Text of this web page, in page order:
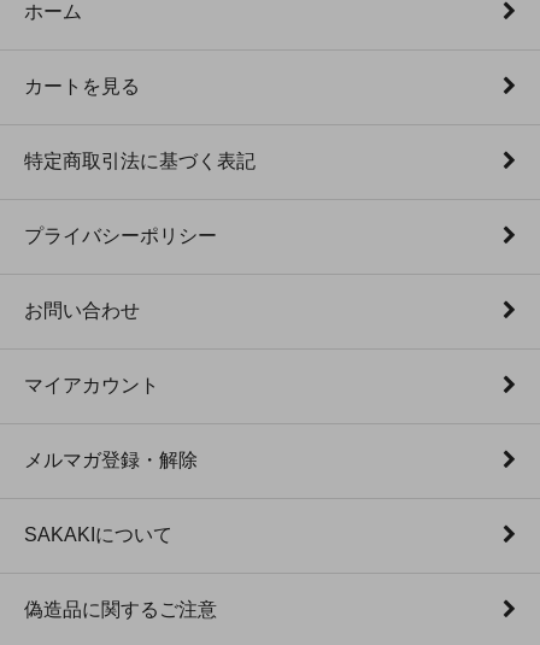
ホーム
カートを見る
特定商取引法に基づく表記
プライバシーポリシー
お問い合わせ
マイアカウント
メルマガ登録・解除
SAKAKIについて
偽造品に関するご注意